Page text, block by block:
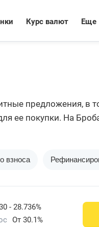
Курс валют Еще
предложения, в
ее покупки. На
взноса
- 28.736%
От 30.1%